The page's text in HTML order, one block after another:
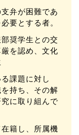
弁が困難であ
要とする者。
奨学生との交
を認め、文化
課題に対し
持ち、その解
に取り組んで
籍し、所属機